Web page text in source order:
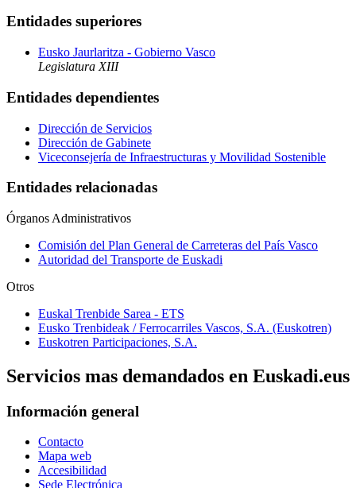
Entidades superiores
Eusko Jaurlaritza - Gobierno Vasco
Legislatura XIII
Entidades dependientes
Dirección de Servicios
Dirección de Gabinete
Viceconsejería de Infraestructuras y Movilidad Sostenible
Entidades relacionadas
Órganos Administrativos
Comisión del Plan General de Carreteras del País Vasco
Autoridad del Transporte de Euskadi
Otros
Euskal Trenbide Sarea - ETS
Eusko Trenbideak / Ferrocarriles Vascos, S.A. (Euskotren)
Euskotren Participaciones, S.A.
Servicios mas demandados en Euskadi.eus
Información general
Contacto
Mapa web
Accesibilidad
Sede Electrónica